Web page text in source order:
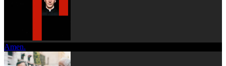
Amen.